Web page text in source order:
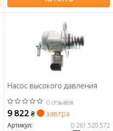
Насос высокого давления
0 отзывов
9 822 ₴ завтра
Артикул:
0 261 520 572